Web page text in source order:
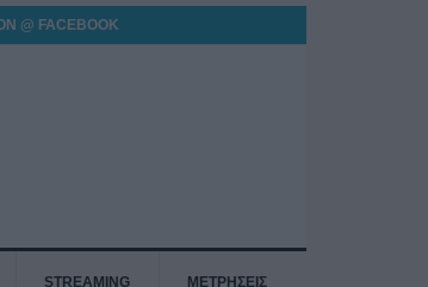
@ FACEBOOK
STREAMING ΜΕΤΡΗΣΕΙΣ